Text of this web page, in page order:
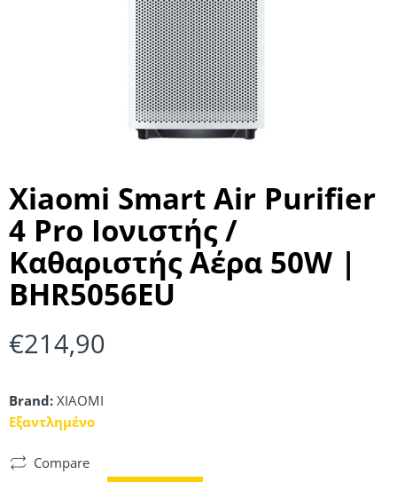
Xiaomi Smart Air Purifier
4 Pro Ιονιστής /
Καθαριστής Αέρα 50W |
BHR5056EU
€214,90
Brand: XIAOMI
Εξαντλημένο
Compare